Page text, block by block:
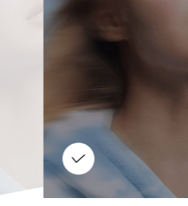
暫時沒有確切證據顯
暗瘡有任何影響，但
的情況都不同，朱古
某些人長痘痘。事實
力含有對皮膚有益的